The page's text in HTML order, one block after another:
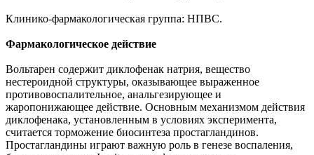
Клинико-фармакологическая группа: НПВС.
Фармакологическое действие
Вольтарен содержит диклофенак натрия, вещество
нестероидной структуры, оказывающее выраженное
противовоспалительное, анальгезирующее и
жаропонижающее действие. Основным механизмом действия
диклофенака, установленным в условиях эксперимента,
считается торможение биосинтеза простагландинов.
Простагландины играют важную роль в генезе воспаления,